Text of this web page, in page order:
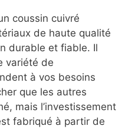
coussin cuivré
de haute qualité
durable et fiable. Il
variété de
à vos besoins
que les autres
mais l’investissement
fabriqué à partir de